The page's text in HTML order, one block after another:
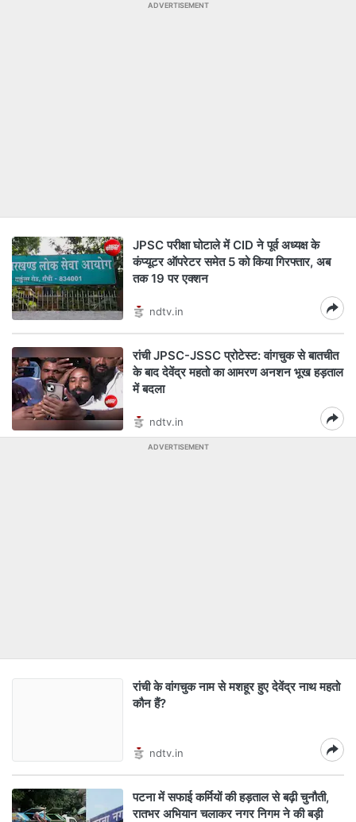
ADVERTISEMENT
JPSC परीक्षा घोटाले में CID ने पूर्व अध्यक्ष के
कंप्यूटर ऑपरेटर समेत 5 को किया गिरफ्तार, अब
तक 19 पर एक्शन
ndtv.in
रांची JPSC-JSSC प्रोटेस्ट: वांगचुक से बातचीत
के बाद देवेंद्र महतो का आमरण अनशन भूख हड़ताल
में बदला
ndtv.in
ADVERTISEMENT
रांची के वांगचुक नाम से मशहूर हुए देवेंद्र नाथ महतो
कौन हैं?
ndtv.in
पटना में सफाई कर्मियों की हड़ताल से बढ़ी चुनौती,
रातभर अभियान चलाकर नगर निगम ने की बड़ी